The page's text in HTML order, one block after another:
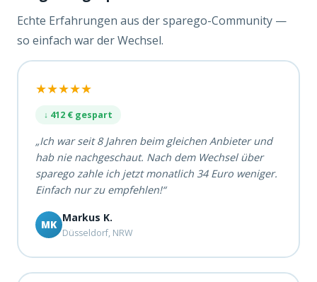
Echte Erfahrungen aus der sparego-Community —
so einfach war der Wechsel.
★★★★★
↓ 412 € gespart
„Ich war seit 8 Jahren beim gleichen Anbieter und
hab nie nachgeschaut. Nach dem Wechsel über
sparego zahle ich jetzt monatlich 34 Euro weniger.
Einfach nur zu empfehlen!“
MK
Markus K.
Düsseldorf, NRW